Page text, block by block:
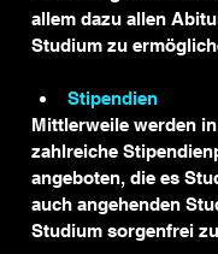
allem dazu allen
Studium zu
Stipendien
Mittlerweile werden
zahlreiche
angeboten, die es
auch angehenden
Studium sorgenfrei